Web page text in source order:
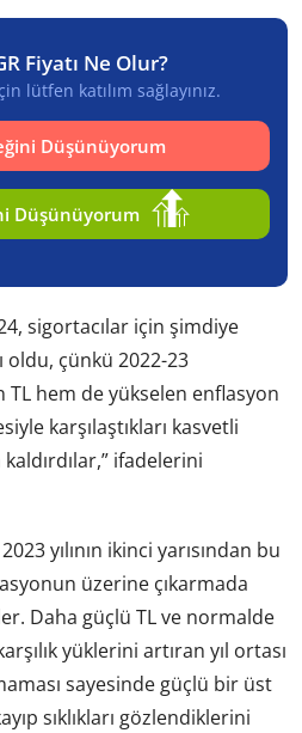
Fiyatı Ne Olur?
lütfen katılım sağlayınız.
Düşünüyorum
Düşünüyorum
sigortacılar için şimdiye
çünkü 2022-23
hem de yükselen enflasyon
karşılaştıkları kasvetli
ifadelerini
yılının ikinci yarısından bu
üzerine çıkarmada
Daha güçlü TL ve normalde
yüklerini artıran yıl ortası
sayesinde güçlü bir üst
sıklıkları gözlendiklerini